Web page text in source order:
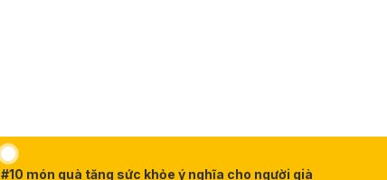
#10 món quà tặng sức khỏe ý nghĩa cho người già